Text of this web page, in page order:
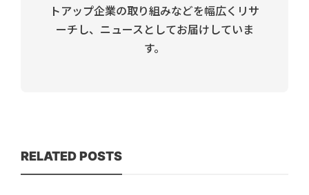
トアップ企業の取り組みなどを幅広くリサ
ーチし、ニュースとしてお届けしていま
す。
RELATED POSTS